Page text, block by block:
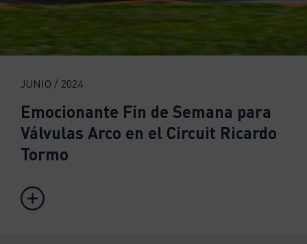
JUNIO / 2024
Emocionante Fin de Semana para
Válvulas Arco en el Circuit Ricardo
Tormo